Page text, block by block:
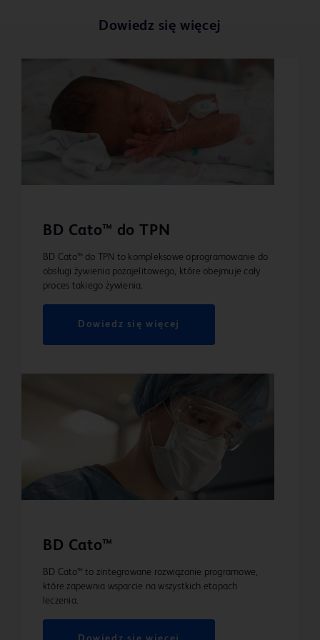
Dowiedz się więcej
BD Cato™ do TPN
BD Cato™ do TPN to kompleksowe oprogramowanie do
obsługi żywienia pozajelitowego, które obejmuje cały
proces takiego żywienia.
Dowiedz się więcej
BD Cato™
BD Cato™ to zintegrowane rozwiązanie programowe,
które zapewnia wsparcie na wszystkich etapach
leczenia.